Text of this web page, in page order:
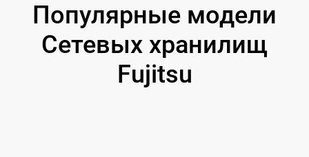
Популярные модели
Сетевых хранилищ
Fujitsu